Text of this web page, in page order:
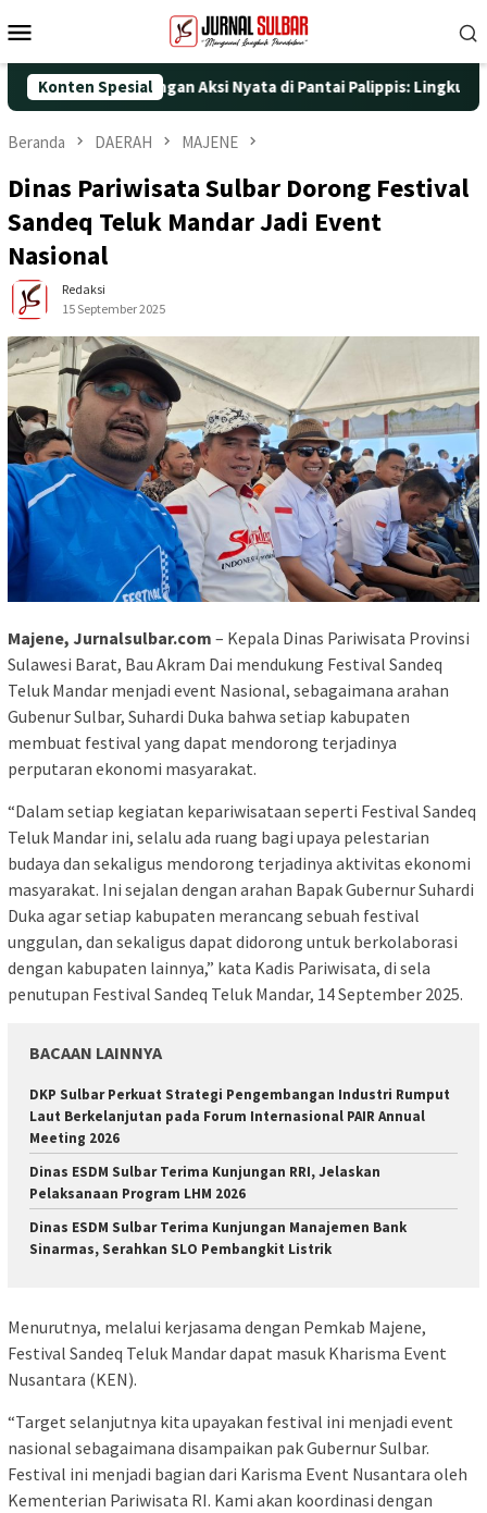
ke
Mobile
Konten Spesial
ke-25 dengan Aksi Nyata di Pantai Palippis: Lingkungan dan
Beranda DAERAH MAJENE
Dinas Pariwisata Sulbar Dorong Festival
Sandeq Teluk Mandar Jadi Event
Nasional
Redaksi
15 September 2025
Majene, Jurnalsulbar.com – Kepala Dinas Pariwisata Provinsi
Sulawesi Barat, Bau Akram Dai mendukung Festival Sandeq
Teluk Mandar menjadi event Nasional, sebagaimana arahan
Gubenur Sulbar, Suhardi Duka bahwa setiap kabupaten
membuat festival yang dapat mendorong terjadinya
perputaran ekonomi masyarakat.
“Dalam setiap kegiatan kepariwisataan seperti Festival Sandeq
Teluk Mandar ini, selalu ada ruang bagi upaya pelestarian
budaya dan sekaligus mendorong terjadinya aktivitas ekonomi
masyarakat. Ini sejalan dengan arahan Bapak Gubernur Suhardi
Duka agar setiap kabupaten merancang sebuah festival
unggulan, dan sekaligus dapat didorong untuk berkolaborasi
dengan kabupaten lainnya,” kata Kadis Pariwisata, di sela
penutupan Festival Sandeq Teluk Mandar, 14 September 2025.
BACAAN LAINNYA
DKP Sulbar Perkuat Strategi Pengembangan Industri Rumput
Laut Berkelanjutan pada Forum Internasional PAIR Annual
Meeting 2026
Dinas ESDM Sulbar Terima Kunjungan RRI, Jelaskan
Pelaksanaan Program LHM 2026
Dinas ESDM Sulbar Terima Kunjungan Manajemen Bank
Sinarmas, Serahkan SLO Pembangkit Listrik
Menurutnya, melalui kerjasama dengan Pemkab Majene,
Festival Sandeq Teluk Mandar dapat masuk Kharisma Event
Nusantara (KEN).
“Target selanjutnya kita upayakan festival ini menjadi event
nasional sebagaimana disampaikan pak Gubernur Sulbar.
Festival ini menjadi bagian dari Karisma Event Nusantara oleh
Kementerian Pariwisata RI. Kami akan koordinasi dengan